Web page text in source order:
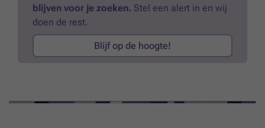
blijven voor je zoeken. Stel een alert in en wij
doen de rest.
Blijf op de hoogte!